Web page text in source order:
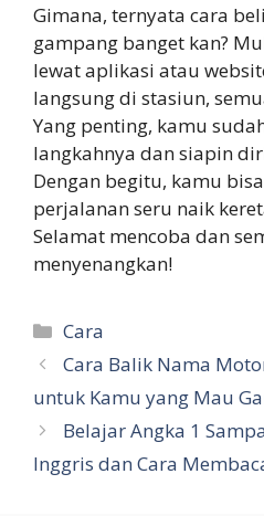
Gimana, ternyata cara
gampang banget kan?
lewat aplikasi atau
langsung di stasiun,
Yang penting, kamu
langkahnya dan siapin
Dengan begitu, kamu
perjalanan seru naik
Selamat mencoba dan
menyenangkan!
Categories
Cara
Cara Balik Nama
untuk Kamu yang Mau
Belajar Angka 1
Inggris dan Cara